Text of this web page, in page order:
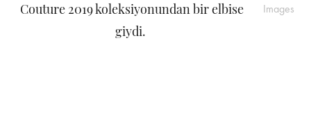
Couture 2019 koleksiyonundan bir elbise
giydi.
Images